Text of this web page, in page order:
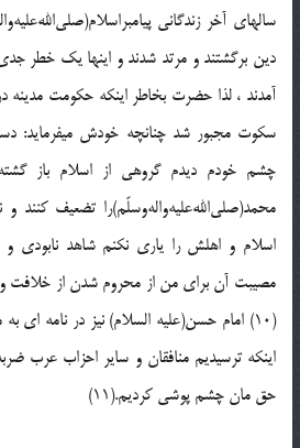
سالهاي آخر زندگاني
دين برگشتند و مرتد شدند و اينها يك خطر
آمدند ، لذا حضرت بخاطر اينكه حكومت مدينه
سكوت مجبور شد چنانچه خودش ميفرمايد:
چشم خودم ديدم گروهي از اسلام باز
محمد(صلي‌الله‌عليه‌واله‌وسلّم)را تضعيف كنند و
اسلام و اهلش را ياري نكنم شاهد نابودي
مصيبت آن براي من از محروم شدن از خلافت و
(10) امام حسن(عليه السلام) نيز در نامه اي
اينكه ترسيديم منافقان و ساير احزاب عرب
حق مان چشم پوشي كرديم.(11)